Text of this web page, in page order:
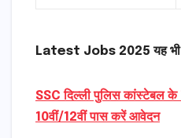
Latest Jobs 2025 यह भी
SSC दिल्ली पुलिस कांस्टेबल के
10वीं/12वीं पास करें आवेदन